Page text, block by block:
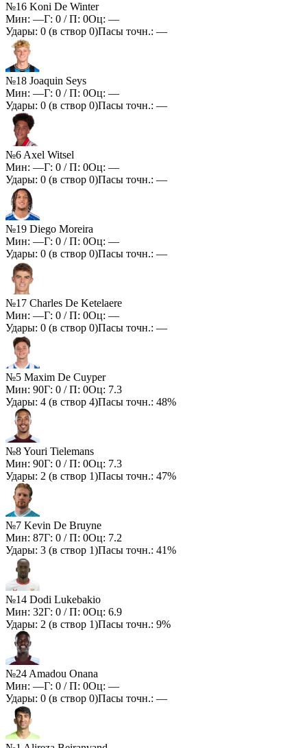
№16 Koni De Winter
Мин: —Г: 0 / П: 0Оц: —
Удары: 0 (в створ 0)Пасы точн.: —
№18 Joaquin Seys
Мин: —Г: 0 / П: 0Оц: —
Удары: 0 (в створ 0)Пасы точн.: —
№6 Axel Witsel
Мин: —Г: 0 / П: 0Оц: —
Удары: 0 (в створ 0)Пасы точн.: —
№19 Diego Moreira
Мин: —Г: 0 / П: 0Оц: —
Удары: 0 (в створ 0)Пасы точн.: —
№17 Charles De Ketelaere
Мин: —Г: 0 / П: 0Оц: —
Удары: 0 (в створ 0)Пасы точн.: —
№5 Maxim De Cuyper
Мин: 90Г: 0 / П: 0Оц: 7.3
Удары: 4 (в створ 4)Пасы точн.: 48%
№8 Youri Tielemans
Мин: 90Г: 0 / П: 0Оц: 7.3
Удары: 2 (в створ 1)Пасы точн.: 47%
№7 Kevin De Bruyne
Мин: 87Г: 0 / П: 0Оц: 7.2
Удары: 3 (в створ 1)Пасы точн.: 41%
№14 Dodi Lukebakio
Мин: 32Г: 0 / П: 0Оц: 6.9
Удары: 2 (в створ 1)Пасы точн.: 9%
№24 Amadou Onana
Мин: —Г: 0 / П: 0Оц: —
Удары: 0 (в створ 0)Пасы точн.: —